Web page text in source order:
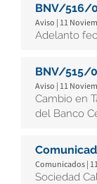
BNV/516/
Aviso | 11
Adelanto
BNV/515/
Aviso | 11
Cambio en
del Banco
Comunicados |
Sociedad